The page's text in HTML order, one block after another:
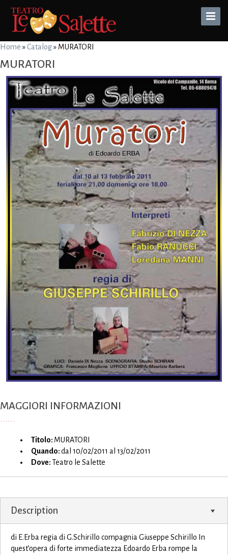
Toggle
Home »Catalog» MURATORI
MURATORI
MAGGIORI INFORMAZIONI
Titolo: MURATORI
Quando:dal 10/02/2011 al 13/02/2011
Dove:Teatro le Salette
Description
di E.Erba regia di G.Schirillo compagnia Giuseppe Schirillo In
quest’opera di forte immediatezza Edoardo Erba rompe la